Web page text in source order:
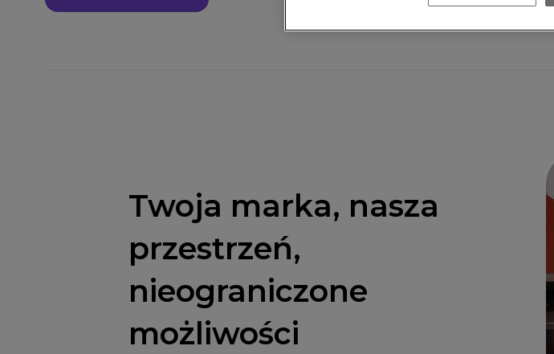
Twoja marka, nasza
przestrzeń,
nieograniczone
możliwości